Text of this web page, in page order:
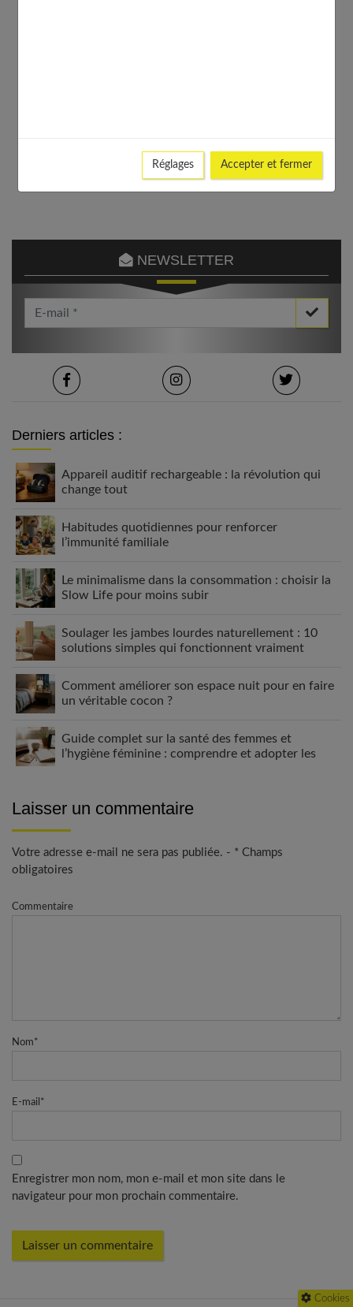
NEWSLETTER
Derniers articles :
Appareil auditif rechargeable : la révolution qui
change tout
Habitudes quotidiennes pour renforcer
l’immunité familiale
Le minimalisme dans la consommation : choisir la
Slow Life pour moins subir
Soulager les jambes lourdes naturellement : 10
solutions simples qui fonctionnent vraiment
Comment améliorer son espace nuit pour en faire
un véritable cocon ?
Guide complet sur la santé des femmes et
l’hygiène féminine : comprendre et adopter les
Laisser un commentaire
Votre adresse e-mail ne sera pas publiée. - * Champs
obligatoires
Commentaire
Nom*
E-mail *
Enregistrer mon nom, mon e-mail et mon site dans le
navigateur pour mon prochain commentaire.
Réglages Accepter et fermer
Cookies